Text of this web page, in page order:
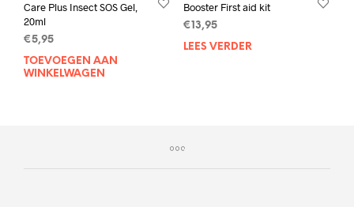
Care Plus Insect SOS Gel,
20ml
€5,95
TOEVOEGEN AAN
WINKELWAGEN
Booster First aid kit
€13,95
LEES VERDER